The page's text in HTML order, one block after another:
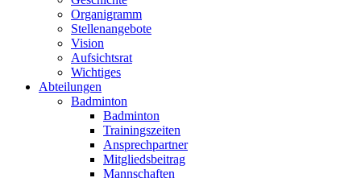
Organigramm
Stellenangebote
Vision
Aufsichtsrat
Wichtiges
Abteilungen
Badminton
Badminton
Trainingszeiten
Ansprechpartner
Mitgliedsbeitrag
Mannschaften